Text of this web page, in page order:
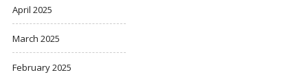
April 2025
March 2025
February 2025